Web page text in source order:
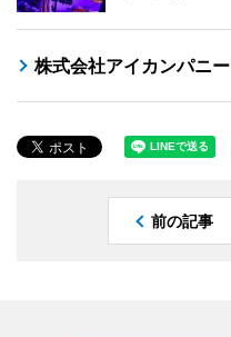
株式会社アイカンパニー
前の記事